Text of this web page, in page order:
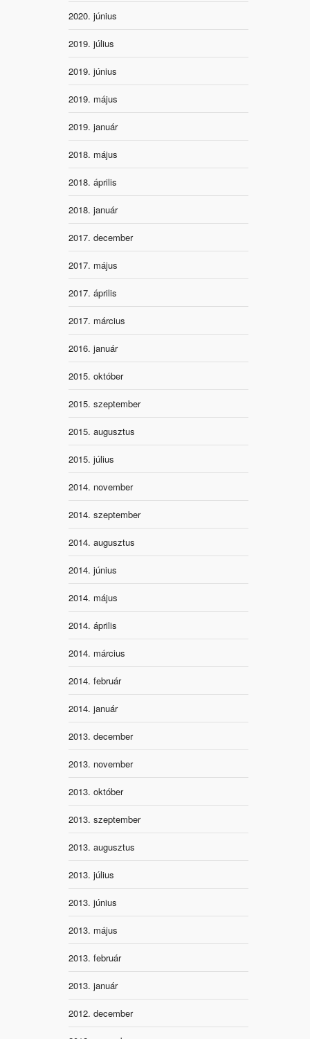
2020. június
2019. július
2019. június
2019. május
2019. január
2018. május
2018. április
2018. január
2017. december
2017. május
2017. április
2017. március
2016. január
2015. október
2015. szeptember
2015. augusztus
2015. július
2014. november
2014. szeptember
2014. augusztus
2014. június
2014. május
2014. április
2014. március
2014. február
2014. január
2013. december
2013. november
2013. október
2013. szeptember
2013. augusztus
2013. július
2013. június
2013. május
2013. február
2013. január
2012. december